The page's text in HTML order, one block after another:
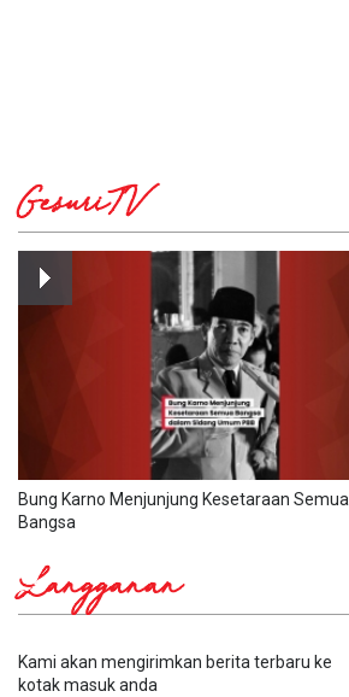
GesuriTV
Bung Karno Menjunjung Kesetaraan Semua
Bangsa
Langganan
Kami akan mengirimkan berita terbaru ke
kotak masuk anda